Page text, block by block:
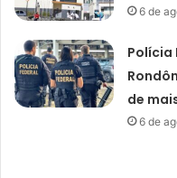
6 de
Polícia
de
6 de